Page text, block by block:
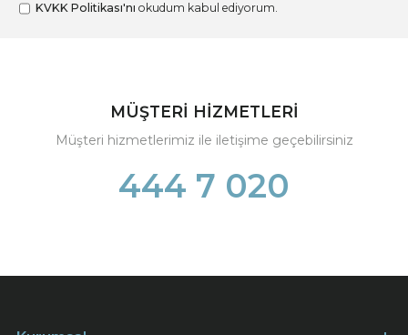
KVKK Politikası'nı okudum kabul ediyorum.
MÜŞTERİ HİZMETLERİ
Müşteri hizmetlerimiz ile iletişime geçebilirsiniz
444 7 020